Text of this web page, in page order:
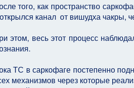
того, как пространство
канал от вишудха чакры,
этом, весь этот процесс
ТС в саркофаге постепенно
механизмов через которые